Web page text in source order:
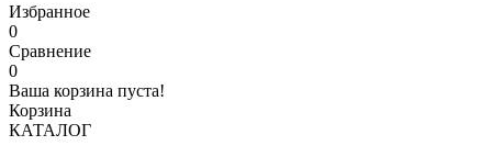
Избранное
0
Сравнение
0
Ваша корзина пуста!
Корзина
КАТАЛОГ